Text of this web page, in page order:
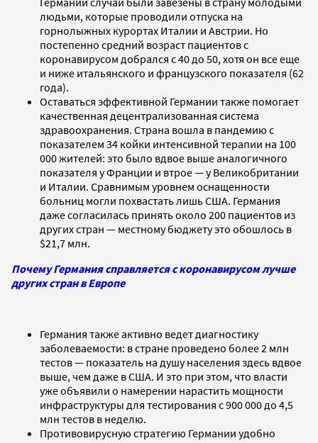
людьми, которые проводили отпуска на
горнолыжных курортах Италии и Австрии. Но
постепенно средний возраст пациентов с
коронавирусом добрался с 40 до 50, хотя он все еще
и ниже итальянского и французского показателя (62
года).
Оставаться эффективной Германии также помогает
качественная децентрализованная система
здравоохранения. Страна вошла в пандемию с
показателем 34 койки интенсивной терапии на 100
000 жителей: это было вдвое выше аналогичного
показателя у Франции и втрое — у Великобритании
и Италии. Сравнимым уровнем оснащенности
больниц могли похвастать лишь США. Германия
даже согласилась принять около 200 пациентов из
других стран — местному бюджету это обошлось в
$21,7 млн.
Почему Германия справляется с коронавирусом лучше
других стран в Европе
Германия также активно ведет диагностику
заболеваемости: в стране проведено более 2 млн
тестов — показатель на душу населения здесь вдвое
выше, чем даже в США. И это при этом, что власти
уже объявили о намерении нарастить мощности
инфраструктуры для тестирования с 900 000 до 4,5
млн тестов в неделю.
Противовирусную стратегию Германии удобно